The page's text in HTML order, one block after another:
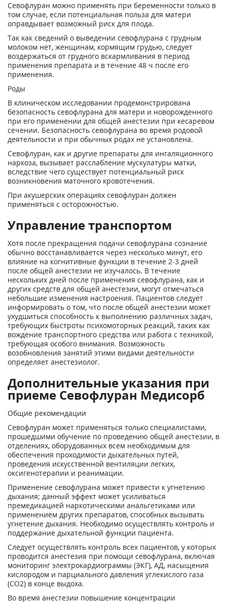
Севофлуран можно применять при беременности только в
том случае, если потенциальная польза для матери
оправдывает возможный риск для плода.
Так как сведений о выведении севофлурана с грудным
молоком нет, женщинам, кормящим грудью, следует
воздержаться от грудного вскармливания в период
применения препарата и в течение 48 ч после его
применения.
Роды
В клиническом исследовании продемонстрирована
безопасность севофлурана для матери и новорожденного
при его применении для общей анестезии при кесаревом
сечении. Безопасность севофлурана во время родовой
деятельности и при обычных родах не установлена.
Севофлуран, как и другие препараты для ингаляционного
наркоза, вызывает расслабление мускулатуры матки,
вследствие чего существует потенциальный риск
возникновения маточного кровотечения.
При акушерских операциях севофлуран должен
применяться с осторожностью.
Управление транспортом
Хотя после прекращения подачи севофлурана сознание
обычно восстанавливается через несколько минут, его
влияние на когнитивные функции в течение 2-3 дней
после общей анестезии не изучалось. В течение
нескольких дней после применения севофлурана, как и
других средств для общей анестезии, могут отмечаться
небольшие изменения настроения. Пациентов следует
информировать о том, что после общей анестезии может
ухудшиться способность к выполнению различных задач,
требующих быстроты психомоторных реакций, таких как
вождение транспортного средства или работа с техникой,
требующая особого внимания. Возможность
возобновления занятий этими видами деятельности
определяет анестезиолог.
Дополнительные указания при
приеме Севофлуран Медисорб
Общие рекомендации
Севофлуран может применяться только специалистами,
прошедшими обучение по проведению общей анестезии, в
отделениях, оборудованных всем необходимым для
обеспечения проходимости дыхательных путей,
проведения искусственной вентиляции легких,
оксигенотерапии и реанимации.
Применение севофлурана может привести к угнетению
дыхания; данный эффект может усиливаться
премедикацией наркотическими анальгетиками или
применением других препаратов, способных вызывать
угнетение дыхания. Необходимо осуществлять контроль и
поддержание дыхательной функции пациента.
Следует осуществлять контроль всех пациентов, у которых
проводится анестезия при помощи севофлурана, включая
мониторинг электрокардиограммы (ЭКГ), АД, насыщения
кислородом и парциального давления углекислого газа
(СО2) в конце выдоха.
Во время анестезии повышение концентрации